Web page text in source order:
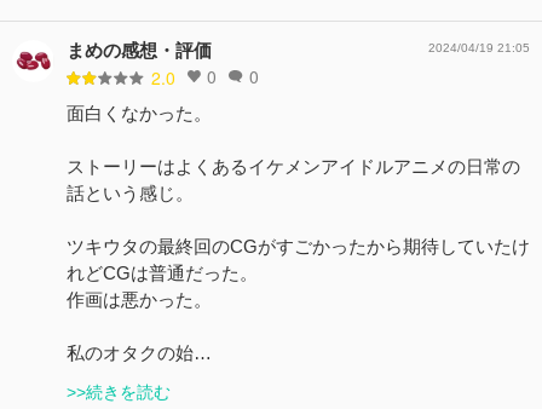
まめの感想・評価
2.0 0 0
2024/04/19 21:05
面白くなかった。
ストーリーはよくあるイケメンアイドルアニメの日常の
話という感じ。
ツキウタの最終回のCGがすごかったから期待していたけ
れどCGは普通だった。
作画は悪かった。
私のオタクの始…
>>続きを読む